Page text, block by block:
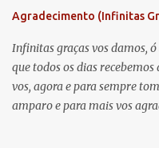
t
á
r
i
o
Agradecimento (Infinitas
Infinitas graças vos damos,
que todos os dias
vos, agora e para sempre
amparo e para mais vos